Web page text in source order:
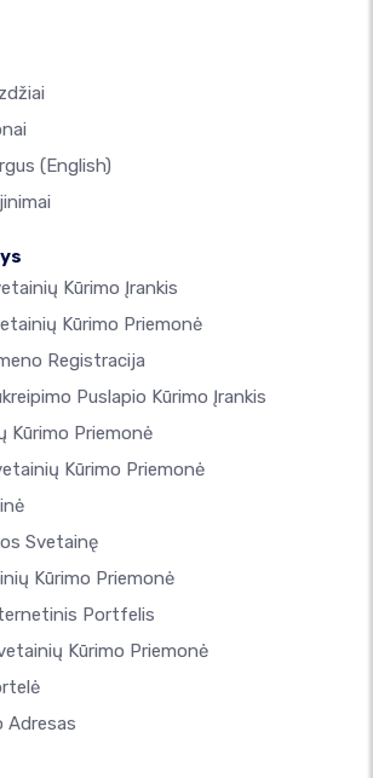
(English)
Kūrimo Įrankis
Kūrimo Priemonė
Registracija
Puslapio Kūrimo Įrankis
Kūrimo Priemonė
Kūrimo Priemonė
Svetainę
Kūrimo Priemonė
Portfelis
Kūrimo Priemonė
Adresas